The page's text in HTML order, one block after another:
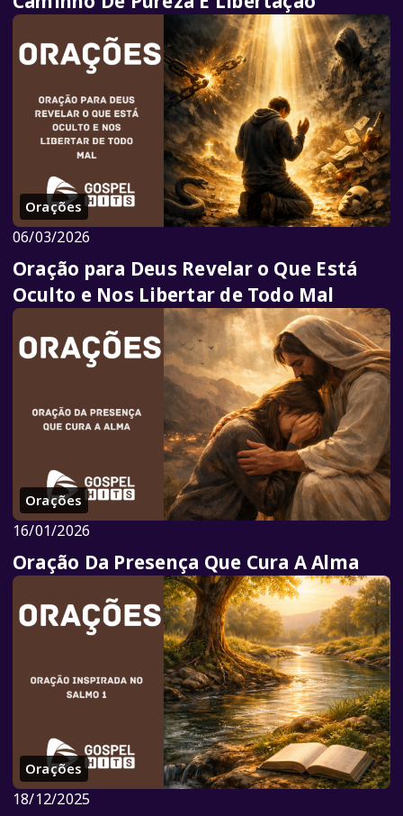
Orações
06/03/2026
Oração para Deus Revelar o Que Está
Oculto e Nos Libertar de Todo Mal
Orações
16/01/2026
Oração Da Presença Que Cura A Alma
Orações
18/12/2025